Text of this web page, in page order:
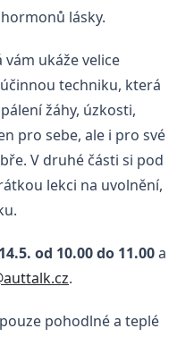
lásky.
ukáže velice
techniku, která
žáhy, úzkosti,
pro sebe, ale i pro své
V druhé části si pod
lekci na uvolnění,
od 10.00 do 11.00a
.
pohodlné a teplé